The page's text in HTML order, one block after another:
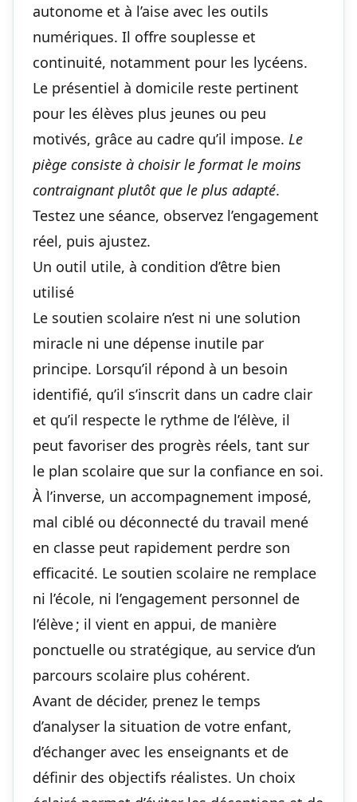
autonome et à l’aise avec les outils
numériques. Il offre souplesse et
continuité, notamment pour les lycéens.
Le présentiel à domicile reste pertinent
pour les élèves plus jeunes ou peu
motivés, grâce au cadre qu’il impose. Le
piège consiste à choisir le format le moins
contraignant plutôt que le plus adapté.
Testez une séance, observez l’engagement
réel, puis ajustez.
Un outil utile, à condition d’être bien
utilisé
Le soutien scolaire n’est ni une solution
miracle ni une dépense inutile par
principe. Lorsqu’il répond à un besoin
identifié, qu’il s’inscrit dans un cadre clair
et qu’il respecte le rythme de l’élève, il
peut favoriser des progrès réels, tant sur
le plan scolaire que sur la confiance en soi.
À l’inverse, un accompagnement imposé,
mal ciblé ou déconnecté du travail mené
en classe peut rapidement perdre son
efficacité. Le soutien scolaire ne remplace
ni l’école, ni l’engagement personnel de
l’élève ; il vient en appui, de manière
ponctuelle ou stratégique, au service d’un
parcours scolaire plus cohérent.
Avant de décider, prenez le temps
d’analyser la situation de votre enfant,
d’échanger avec les enseignants et de
définir des objectifs réalistes. Un choix